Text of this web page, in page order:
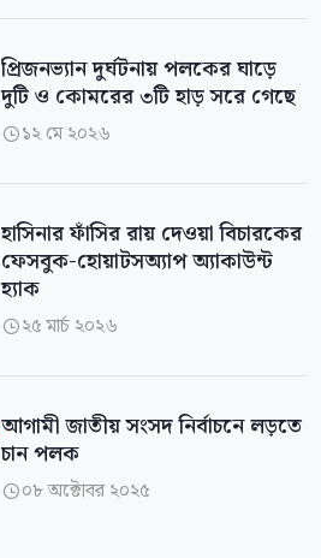
প্রিজনভ্যান দুর্ঘটনায় পলকের ঘাড়ে
দুটি ও কোমরের ৩টি হাড় সরে গেছে
১২ মে ২০২৬
হাসিনার ফাঁসির রায় দেওয়া বিচারকের
ফেসবুক-হোয়াটসঅ্যাপ অ্যাকাউন্ট
হ্যাক
২৫ মার্চ ২০২৬
আগামী জাতীয় সংসদ নির্বাচনে লড়তে
চান পলক
০৮ অক্টোবর ২০২৫